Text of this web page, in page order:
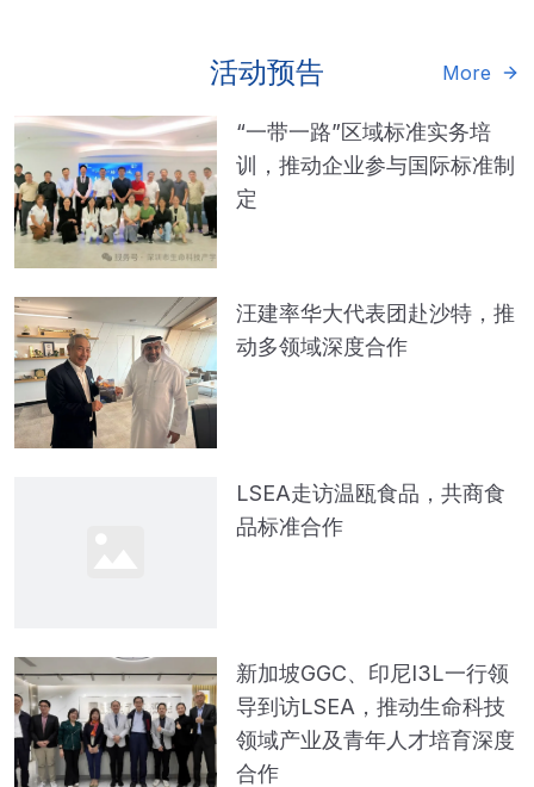
活动预告 More
“一带一路”区域标准实务培
训，推动企业参与国际标准制
定
汪建率华大代表团赴沙特，推
动多领域深度合作
LSEA走访温瓯食品，共商食
品标准合作
新加坡GGC、印尼I3L一行领
导到访LSEA，推动生命科技
领域产业及青年人才培育深度
合作